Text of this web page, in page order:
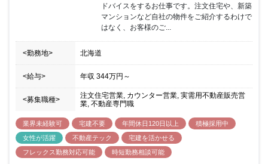
ドバイスをするお仕事です。注文住宅や、新築
マンションなど自社の物件をご紹介するわけで
はなく、お客様のご...
<勤務地> 北海道
<給与> 年収 344万円 ～
<募集職種>
注文住宅営業, カウンター営業, 実需用不動産販売営
業, 不動産専門職
業界未経験可 宅建不要 年間休日120日以上
積極採用中
女性が活躍
不動産テック
宅建を活かせる
フレックス勤務対応可能
時短勤務相談可能